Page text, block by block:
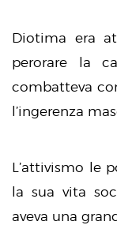
Diotima era
perorare la
combatteva
l’ingerenza
L’attivismo le
la sua vita
aveva una